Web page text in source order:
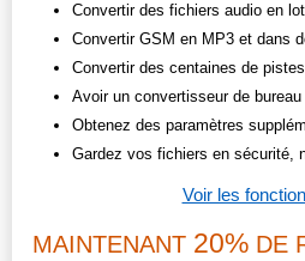
Convertir des fichiers audio en
Convertir GSM en MP3 et dans
Convertir des centaines de
Avoir un convertisseur de
Obtenez des paramètres
Gardez vos fichiers en sécurité,
Voir les
MAINTENANT 20% DE